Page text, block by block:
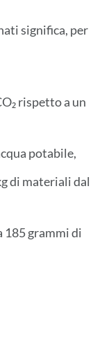
significa, per
rispetto a un
potabile,
di materiali dal
185 grammi di